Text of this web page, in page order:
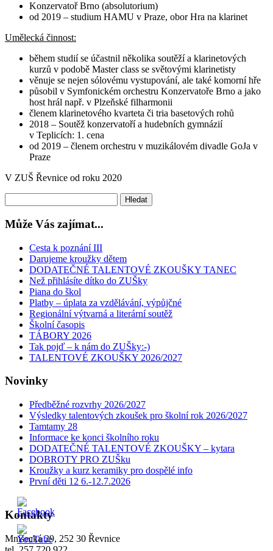
Konzervatoř Brno (absolutorium)
od 2019 – studium HAMU v Praze, obor Hra na klarinet
Umělecká činnost:
během studií se účastnil několika soutěží a klarinetových
kurzů v podobě Master class se světovými klarinetisty
věnuje se nejen sólovému vystupování, ale také komorní hře
působil v Symfonickém orchestru Konzervatoře Brno a jako
host hrál např. v Plzeňské filharmonii
členem klarinetového kvarteta či tria basetových rohů
2018 – Soutěž konzervatoří a hudebních gymnázií
v Teplicích: 1. cena
od 2019 – členem orchestru v muzikálovém divadle GoJa v
Praze
V ZUŠ Řevnice od roku 2020
Může Vás zajímat...
Cesta k poznání III
Darujeme kroužky dětem
DODATEČNÉ TALENTOVÉ ZKOUŠKY TANEC
Než přihlásíte dítko do ZUŠky
Piana do škol
Platby – úplata za vzdělávání, výpůjčné
Regionální výtvarná a literární soutěž
Školní časopis
TÁBORY 2026
Tak pojď – k nám do ZUŠky:-)
TALENTOVÉ ZKOUŠKY 2026/2027
Novinky
Předběžné rozvrhy 2026/2027
Výsledky talentových zkoušek pro školní rok 2026/2027
Tamtamy 28
Informace ke konci školního roku
DODATEČNÉ TALENTOVÉ ZKOUŠKY – kytara
DOBROTY PRO ZUŠku
Kroužky a kurz keramiky pro dospělé info
První děti 12 6.-12.7.2026
Kontakty
Mníšecká 29, 252 30 Řevnice